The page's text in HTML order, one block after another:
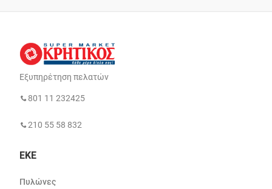
Εξυπηρέτηση πελατών
801 11 232425
210 55 58 832
ΕΚΕ
Πυλώνες